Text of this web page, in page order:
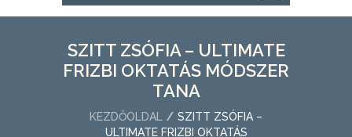
SZITT ZSÓFIA – ULTIMATE
FRIZBI OKTATÁS MÓDSZER
TANA
KEZDŐOLDAL
SZITT ZSÓFIA –
ULTIMATE FRIZBI OKTATÁS